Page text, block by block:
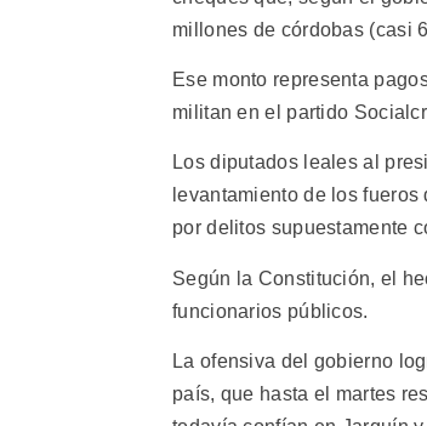
millones de córdobas (casi
Ese monto representa
militan en el partido
Los diputados leales al
levantamiento de los
por delitos supuestamente
Según la Constitución, el
funcionarios públicos.
La ofensiva del gobierno
país, que hasta el martes